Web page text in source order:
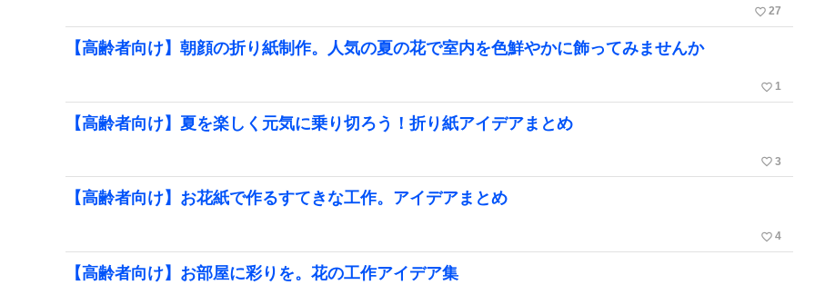
favorite_border 27
【高齢者向け】朝顔の折り紙制作。人気の夏の花で室内を色鮮やかに飾ってみませんか
favorite_border 1
【高齢者向け】夏を楽しく元気に乗り切ろう！折り紙アイデアまとめ
favorite_border 3
【高齢者向け】お花紙で作るすてきな工作。アイデアまとめ
favorite_border 4
【高齢者向け】お部屋に彩りを。花の工作アイデア集